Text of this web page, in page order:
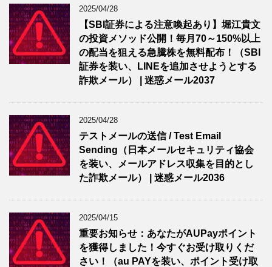
2025/04/28
【SBI証券による注意喚起あり】堀江貴文
の投資メソッド公開！毎月70～150%以上
の配当を狙える急騰株を無料配布！（SBI
証券を装い、LINEを追加させようとする
詐欺メール） | 迷惑メール2037
2025/04/28
テストメールの送信 / Test Email
Sending（日本メールセキュリティ協会
を装い、メールアドレス収集を目的とし
た詐欺メール） | 迷惑メール2036
2025/04/15
重要お知らせ：あなたがAUPayポイント
を獲得しました！今すぐお受け取りくだ
さい！（au PAYを装い、ポイント受け取